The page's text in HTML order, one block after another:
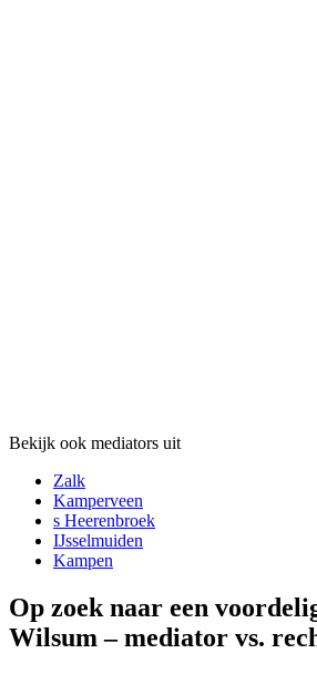
Bekijk ook mediators uit
Zalk
Kamperveen
s Heerenbroek
IJsselmuiden
Kampen
Op zoek naar een
Wilsum – mediator vs.